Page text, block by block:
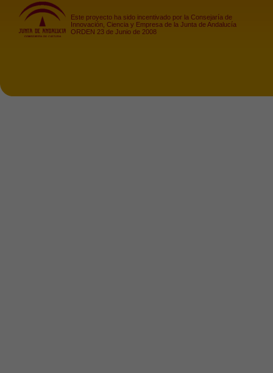
Este proyecto ha sido incentivado por la Consejaría de
Innovación, Ciencia y Empresa de la Junta de Andalucía
ORDEN 23 de Junio de 2008